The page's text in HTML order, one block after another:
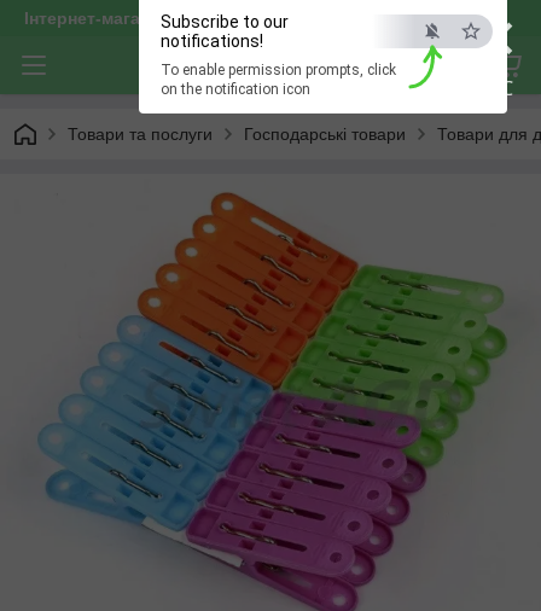
×
ESC
Subscribe to our
notifications!
To enable permission prompts, click
on the notification icon
Інтернет-магазин "optservis"
Товари та послуги Господарські товари Товари для